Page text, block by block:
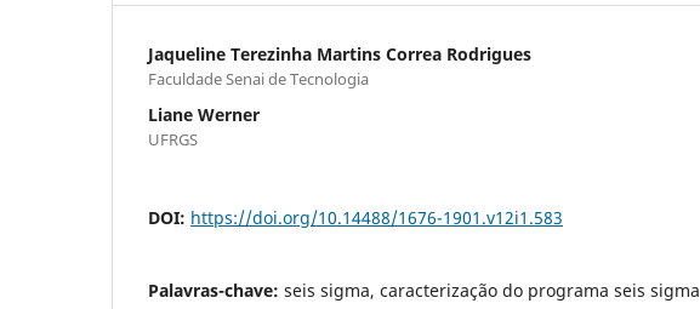
Jaqueline Terezinha Martins Correa Rodrigues
Faculdade Senai de Tecnologia
Liane Werner
UFRGS
DOI: https://doi.org/10.14488/1676-1901.v12i1.583
Palavras-chave: seis sigma, caracterização do programa seis sigma